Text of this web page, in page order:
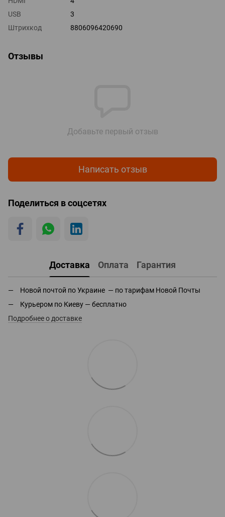
USB
3
Штрихкод
8806096420690
Отзывы
Добавьте первый отзыв
Написать отзыв
Поделиться в соцсетях
Доставка Оплата Гарантия
Новой почтой по Украине — по тарифам Новой Почты
Курьером по Киеву — бесплатно
Подробнее о доставке